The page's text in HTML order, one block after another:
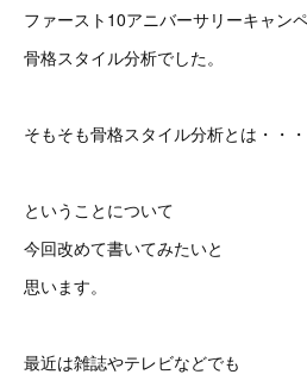
ファースト10アニバーサリーキャン
骨格スタイル分析でした。
そもそも骨格スタイル分析とは・・
ということについて
今回改めて書いてみたいと
思います。
最近は雑誌やテレビなどでも